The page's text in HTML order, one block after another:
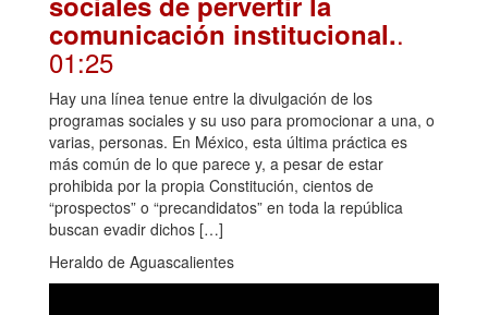
comunicación institucional..
01:25
Hay una línea tenue entre la divulgación de los
programas sociales y su uso para promocionar a una, o
varias, personas. En México, esta última práctica es
más común de lo que parece y, a pesar de estar
prohibida por la propia Constitución, cientos de
“prospectos” o “precandidatos” en toda la república
buscan evadir dichos […]
Heraldo de Aguascalientes